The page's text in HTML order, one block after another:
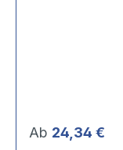
Regulärer Preis:
Ab 24,34 €